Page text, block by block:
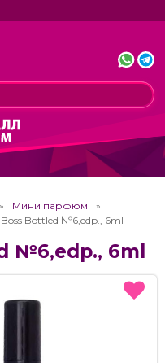
Мини парфюм
Bottled №6,edp., 6ml
№6,edp., 6ml